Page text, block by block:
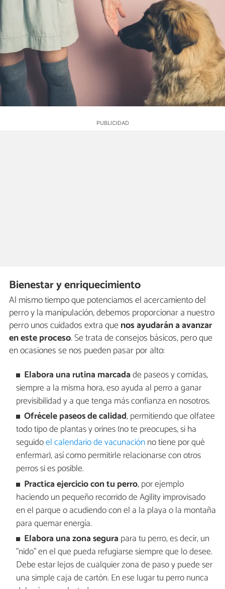
Bienestar y enriquecimiento
Al mismo tiempo que potenciamos el acercamiento del
perro y la manipulación, debemos proporcionar a nuestro
perro unos cuidados extra quenos ayudarán a avanzar
en este proceso. Se trata de consejos básicos, pero que
en ocasiones se nos pueden pasar por alto:
Elabora una rutina marcadade paseos y comidas,
siempre a la misma hora, eso ayuda al perro a ganar
previsibilidad y a que tenga más confianza en nosotros.
Ofrécele paseos de calidad, permitiendo que olfatee
todo tipo de plantas y orines (no te preocupes, si ha
seguidoel calendario de vacunación no tiene por qué
enfermar), así como permitirle relacionarse con otros
perros si es posible.
Practica ejercicio con tu perro, por ejemplo
haciendo un pequeño recorrido de Agility improvisado
en el parque o acudiendo con el a la playa o la montaña
para quemar energía.
Elabora una zona segura para tu perro, es decir, un
"nido" en el que pueda refugiarse siempre que lo desee.
Debe estar lejos de cualquier zona de paso y puede ser
una simple caja de cartón. En ese lugar tu perro nunca